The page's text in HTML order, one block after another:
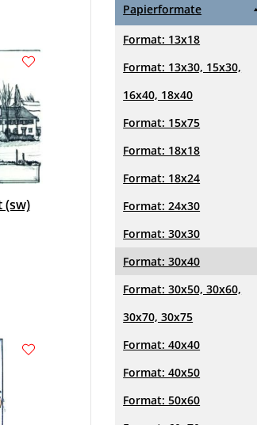
(sw)
Papierformate
Format: 13x18
Format: 13x30, 15x30,
16x40, 18x40
Format: 15x75
Format: 18x18
Format: 18x24
Format: 24x30
Format: 30x30
Format: 30x40
Format: 30x50, 30x60,
30x70, 30x75
Format: 40x40
Format: 40x50
Format: 50x60